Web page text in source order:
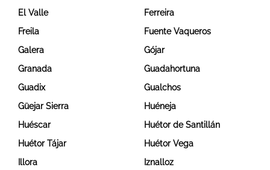
El Valle
Ferreira
Freila
Fuente Vaqueros
Galera
Gójar
Granada
Guadahortuna
Guadix
Gualchos
Güejar Sierra
Huéneja
Huéscar
Huétor de Santillán
Huétor Tájar
Huétor Vega
Illora
Iznalloz